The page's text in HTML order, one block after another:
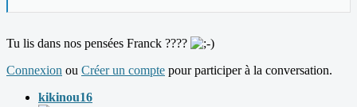
Tu lis dans nos pensées Franck ????
Connexion ou Créer un compte pour participer à la conversation.
kikinou16